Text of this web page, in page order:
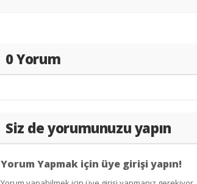
0 Yorum
Siz de yorumunuzu yapın
Yorum Yapmak için üye girişi yapın!